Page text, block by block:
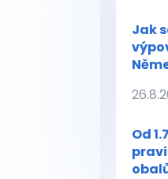
Jak
Od